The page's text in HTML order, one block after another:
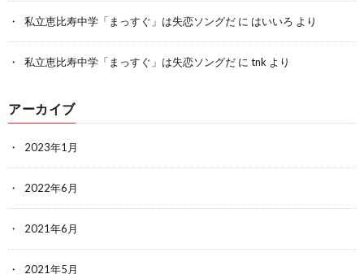
私立恵比寿中学「まっすぐ」は失恋ソングだ に はいいろ より
私立恵比寿中学「まっすぐ」は失恋ソングだ に tnk より
アーカイブ
2023年1月
2022年6月
2021年6月
2021年5月